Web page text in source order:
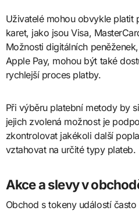
Uživatelé mohou obvykle platit
karet, jako jsou Visa,
Možnosti digitálních
Apple Pay, mohou být také
rychlejší proces platby.
Při výběru platební metody by
jejich zvolená možnost je
zkontrolovat jakékoli další
vztahovat na určité typy plateb.
Akce a slevy v
Obchod s tokeny událostí